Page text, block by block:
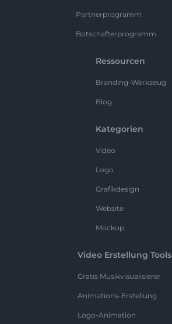
Partnerprogramm
Botschafterprogramm
Ressourcen
Branding-Werkzeug
Blog
Kategorien
Video
Logo
Grafikdesign
Website
Mockup
Video Erstellung Tools
Gratis Musikvisualisierer
Animations-Erstellung
Logo-Animation